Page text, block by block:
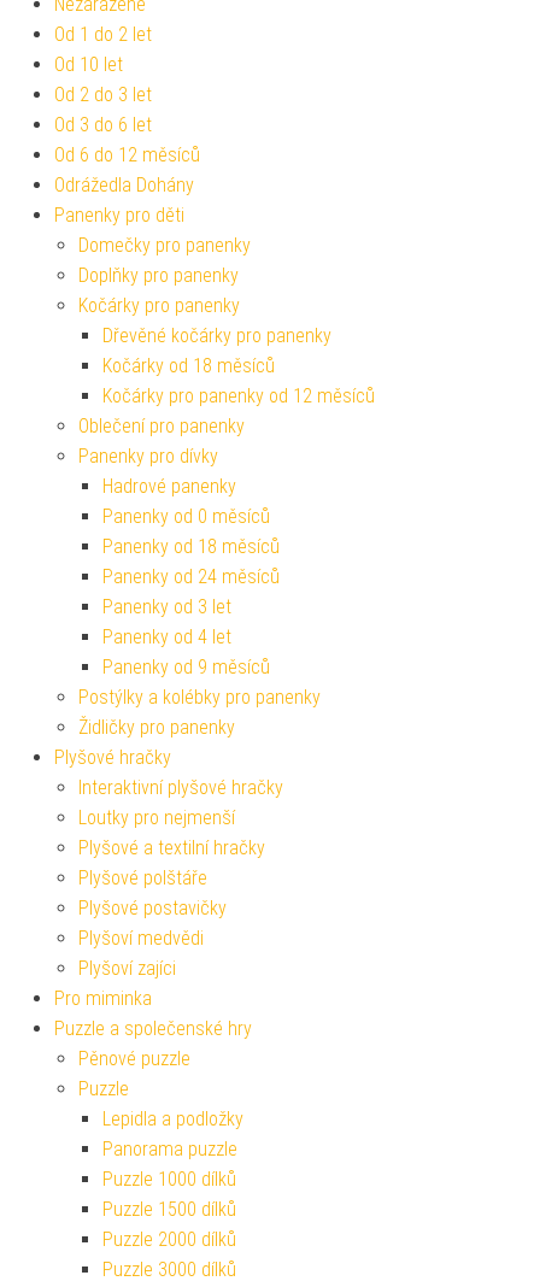
Od 1 do 2 let
Od 10 let
Od 2 do 3 let
Od 3 do 6 let
Od 6 do 12 měsíců
Odrážedla Dohány
Panenky pro děti
Domečky pro panenky
Doplňky pro panenky
Kočárky pro panenky
Dřevěné kočárky pro panenky
Kočárky od 18 měsíců
Kočárky pro panenky od 12 měsíců
Oblečení pro panenky
Panenky pro dívky
Hadrové panenky
Panenky od 0 měsíců
Panenky od 18 měsíců
Panenky od 24 měsíců
Panenky od 3 let
Panenky od 4 let
Panenky od 9 měsíců
Postýlky a kolébky pro panenky
Židličky pro panenky
Plyšové hračky
Interaktivní plyšové hračky
Loutky pro nejmenší
Plyšové a textilní hračky
Plyšové polštáře
Plyšové postavičky
Plyšoví medvědi
Plyšoví zajíci
Pro miminka
Puzzle a společenské hry
Pěnové puzzle
Puzzle
Lepidla a podložky
Panorama puzzle
Puzzle 1000 dílků
Puzzle 1500 dílků
Puzzle 2000 dílků
Puzzle 3000 dílků